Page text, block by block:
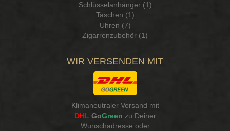
Schlüsselanhänger (1)
Taschen (1)
Uhren (7)
Zigarrenzubehör (1)
WIR VERSENDEN MIT
Klimaneutraler Versand mit
DHL GoGreen zu Deiner
Wunschadresse oder